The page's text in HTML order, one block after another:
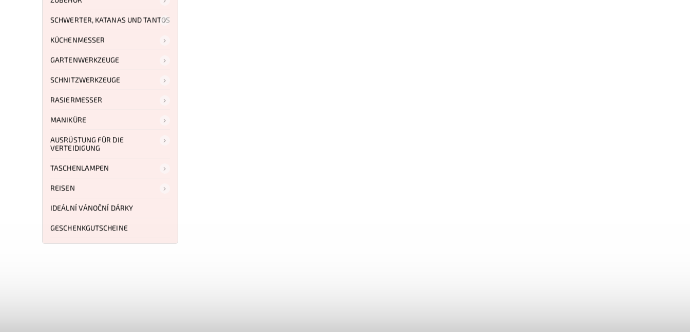
SCHWERTER, KATANAS UND TANTOS
KÜCHENMESSER
GARTENWERKZEUGE
SCHNITZWERKZEUGE
RASIERMESSER
MANIKÜRE
AUSRÜSTUNG FÜR DIE
VERTEIDIGUNG
TASCHENLAMPEN
REISEN
IDEÁLNÍ VÁNOČNÍ DÁRKY
GESCHENKGUTSCHEINE